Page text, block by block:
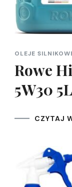
OLEJE
Rowe
5W30 5L
CZYTAJ